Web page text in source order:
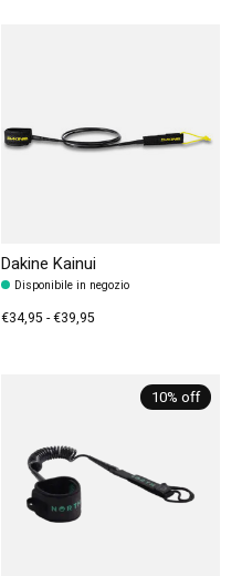
Dakine Kainui
Disponibile in negozio
€34,95 - €39,95
10% off